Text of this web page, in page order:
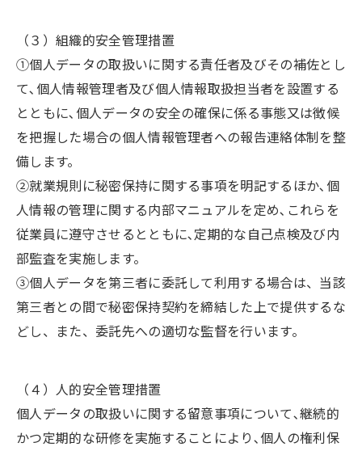
（３）組織的安全管理措置
①個人データの取扱いに関する責任者及びその補佐とし
て､個人情報管理者及び個人情報取扱担当者を設置する
とともに､個人データの安全の確保に係る事態又は徴候
を把握した場合の個人情報管理者への報告連絡体制を整
備します。
②就業規則に秘密保持に関する事項を明記するほか､個
人情報の管理に関する内部マニュアルを定め､これらを
従業員に遵守させるとともに､定期的な自己点検及び内
部監査を実施します。
③個人データを第三者に委託して利用する場合は、当該
第三者との間で秘密保持契約を締結した上で提供するな
どし、また、委託先への適切な監督を行います。
（４）人的安全管理措置
個人データの取扱いに関する留意事項について､継続的
かつ定期的な研修を実施することにより､個人の権利保